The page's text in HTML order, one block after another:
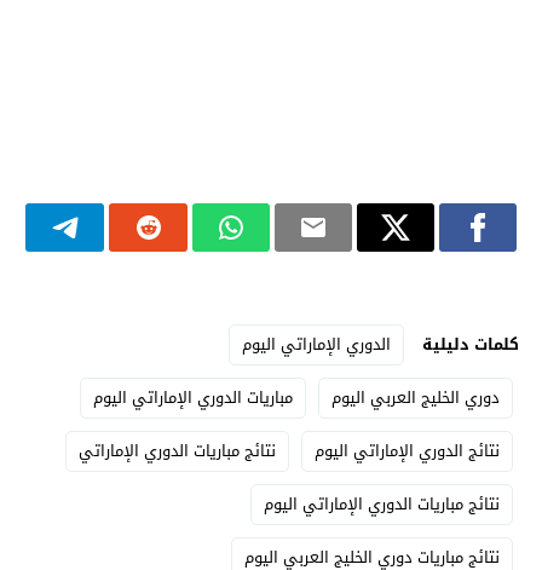
كلمات دليلية
الدوري الإماراتي اليوم
دوري الخليج العربي اليوم
مباريات الدوري الإماراتي اليوم
نتائج الدوري الإماراتي اليوم
نتائج مباريات الدوري الإماراتي
نتائج مباريات الدوري الإماراتي اليوم
نتائج مباريات دوري الخليج العربي اليوم